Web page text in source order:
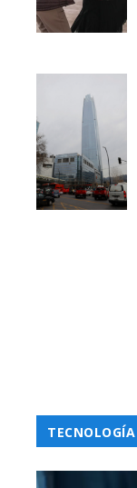
TECNOLOGÍA